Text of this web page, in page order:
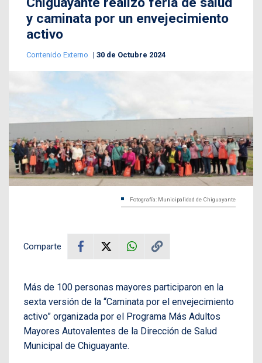
y caminata por un envejecimiento
activo
Contenido Externo 30 de Octubre 2024
Fotografía: Municipalidad de Chiguayante
Comparte
Más de 100 personas mayores participaron en la
sexta versión de la “Caminata por el envejecimiento
activo” organizada por el Programa Más Adultos
Mayores Autovalentes de la Dirección de Salud
Municipal de Chiguayante.